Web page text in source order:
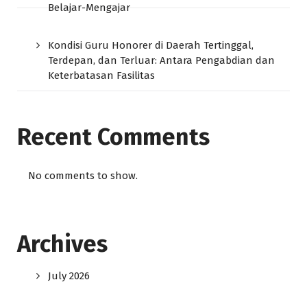
Belajar-Mengajar
Kondisi Guru Honorer di Daerah Tertinggal,
Terdepan, dan Terluar: Antara Pengabdian dan
Keterbatasan Fasilitas
Recent Comments
No comments to show.
Archives
July 2026